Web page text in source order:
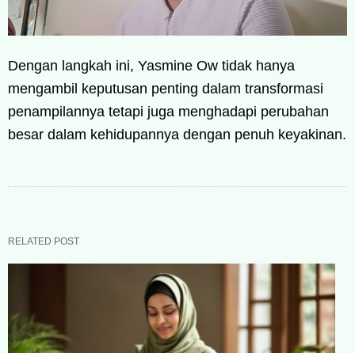
Dengan langkah ini, Yasmine Ow tidak hanya
mengambil keputusan penting dalam transformasi
penampilannya tetapi juga menghadapi perubahan
besar dalam kehidupannya dengan penuh keyakinan.
RELATED POST